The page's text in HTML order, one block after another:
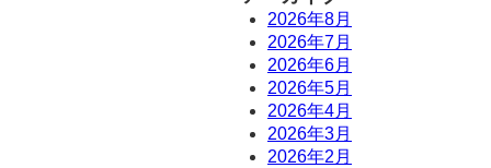
2026年8月
2026年7月
2026年6月
2026年5月
2026年4月
2026年3月
2026年2月